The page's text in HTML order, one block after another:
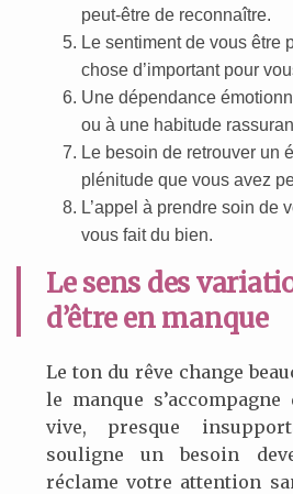
peut-être de reconnaître.
Le sentiment de vous être
chose d’important pour
Une dépendance
ou à une habitude
Le besoin de retrouver un
plénitude que vous avez
L’appel à prendre soin de
vous fait du bien.
Le sens des
d’être en manque
Le ton du rêve change
le manque s’accompagne
vive, presque
souligne un besoin
réclame votre attention